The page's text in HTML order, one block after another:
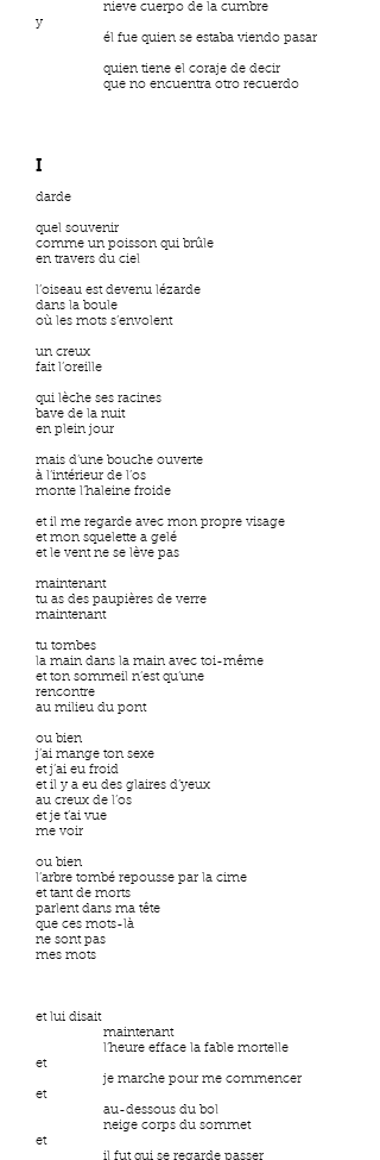
nieve cuerpo de la cumbre
y
él fue quien se estaba viendo pasar
quien tiene el coraje de decir
que no encuentra otro recuerdo
I
darde
quel souvenir
comme un poisson qui brûle
en travers du ciel
l’oiseau est devenu lézarde
dans la boule
où les mots s’envolent
un creux
fait l’oreille
qui lèche ses racines
bave de la nuit
en plein jour
mais d’une bouche ouverte
à l’intérieur de l’os
monte l’haleine froide
et il me regarde avec mon propre visage
et mon squelette a gelé
et le vent ne se lève pas
maintenant
tu as des paupières de verre
maintenant
tu tombes
la main dans la main avec toi-même
et ton sommeil n’est qu’une
rencontre
au milieu du pont
ou bien
j’ai mange ton sexe
et j’ai eu froid
et il y a eu des glaires d’yeux
au creux de l’os
et je t’ai vue
me voir
ou bien
l’arbre tombé repousse par la cime
et tant de morts
parlent dans ma tête
que ces mots-là
ne sont pas
mes mots
et lui disait
maintenant
l’heure efface la fable mortelle
et
je marche pour me commencer
et
au-dessous du bol
neige corps du sommet
et
il fut qui se regarde passer